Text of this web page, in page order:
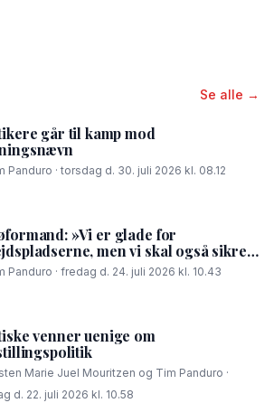
Se alle →
går til kamp mod
Panduro · torsdag d. 30. juli 2026 kl. 08.12
»Vi er glade for
men vi skal også sikre,
i området kan få en god nattesøvn«
Panduro · fredag d. 24. juli 2026 kl. 10.43
venner uenige om
Marie Juel Mouritzen og Tim Panduro ·
d. 22. juli 2026 kl. 10.58